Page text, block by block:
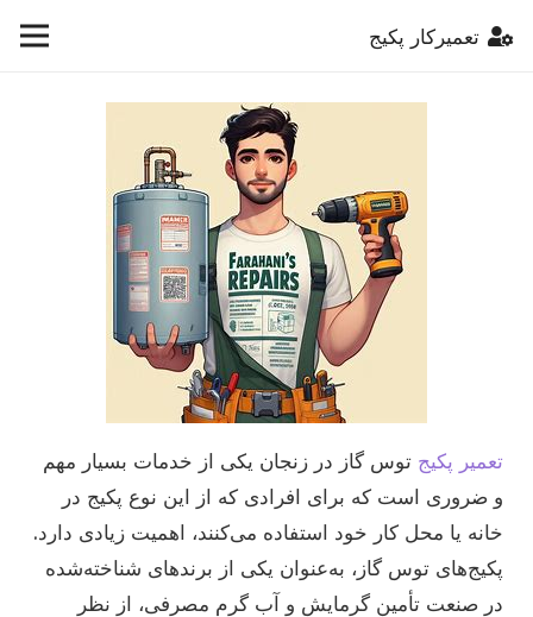
تعمیرکار پکیج
تعمیر پکیج توس گاز در زنجان یکی از خدمات بسیار مهم
و ضروری است که برای افرادی که از این نوع پکیج در
خانه یا محل کار خود استفاده می‌کنند، اهمیت زیادی دارد.
پکیج‌های توس گاز، به‌عنوان یکی از برندهای شناخته‌شده
در صنعت تأمین گرمایش و آب گرم مصرفی، از نظر